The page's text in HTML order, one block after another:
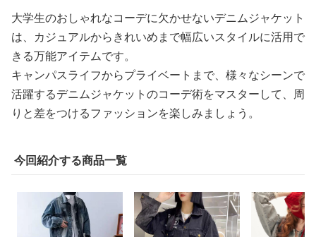
大学生のおしゃれなコーデに欠かせないデニムジャケット
は、カジュアルからきれいめまで幅広いスタイルに活用で
きる万能アイテムです。
キャンパスライフからプライベートまで、様々なシーンで
活躍するデニムジャケットのコーデ術をマスターして、周
りと差をつけるファッションを楽しみましょう。
今回紹介する商品一覧